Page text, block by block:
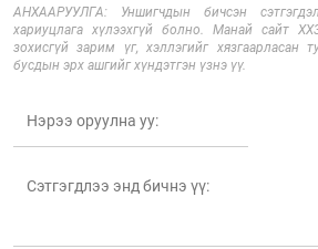
АНХААРУУЛГА: Уншигчдын бичсэн
хариуцлага хүлээхгүй болно. Манай сайт
зохисгүй зарим үг, хэллэгийг хязгаарласан
бусдын эрх ашгийг хүндэтгэн үзнэ үү.